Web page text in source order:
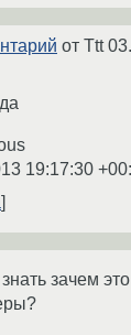
от Ttt
19:17:30
зачем